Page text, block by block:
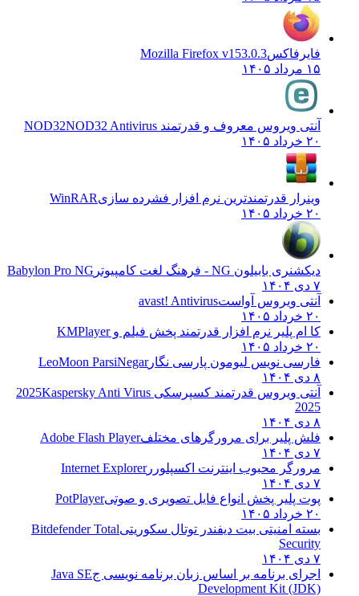
فایرفاکس Mozilla Firefox v153.0.3
آنتی ویروس معروف و قدرتمند NOD32NOD32 Antivirus
وینرار قدرتمندترین نرم افزار فشرده سازیWinRAR
دیکشنری بابیلون NG - فرهنگ لغت کامپیوتر
Babylon Pro NG
آنتی ویروس آواست avast! Antivirus
کا ام پلیر نرم افزار قدرتمند پخش فیلم و KMPlayer
فارسی نویس لیومون پارسی نگارLeoMoon ParsiNegar
آنتی ویروس قدرتمند کسپرسکی 2025Kaspersky Anti Virus
فلش پلیر برای مرورگرهای مختلف Adobe Flash Player
مرورگر محبوب اینترنت اکسپلوررInternet Explorer
پوت پلیر پخش انواع فایل تصویری و صوتیPotPlayer
بسته امنیتی بیت دیفندر توتال سکوریتیBitdefender Total
Security
اجرای برنامه بر اساس زبان برنامه نویسی جJava SE
Development Kit (JDK)